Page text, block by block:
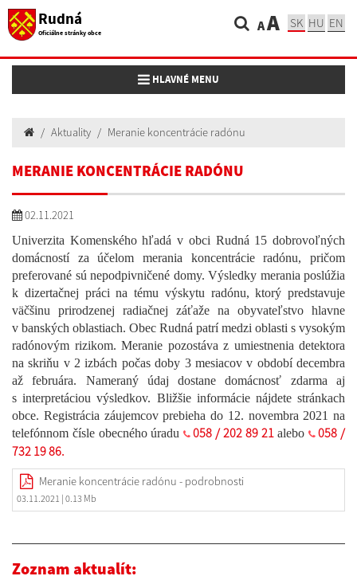
Rudná
Oficiálne stránky obce AA SK HU EN
Toggle navigation
HLAVNÉ MENU
Aktuality Meranie koncentrácie radónu
MERANIE KONCENTRÁCIE RADÓNU
02.11.2021
Univerzita Komenského hľadá v obci Rudná 15 dobrovoľných
domácností za účelom merania koncentrácie radónu, pričom
preferované sú nepodpivničené domy. Výsledky merania poslúžia
k dizertačnej práci na tému výskytu radónu, ktorý predstavuje
väčšinu prirodzenej radiačnej záťaže na obyvateľstvo hlavne
v banských oblastiach. Obec Rudná patrí medzi oblasti s vysokým
radónovým rizikom. Meranie pozostáva z umiestnenia detektora
na skriňu v 2 izbách počas doby 3 mesiacov v období decembra
až februára. Nameraný údaj dostane domácnosť zdarma aj
s interpretáciou výsledkov. Bližšie informácie nájdete stránkach
obce. Registrácia záujemcov prebieha do 12. novembra 2021 na
telefónnom čísle obecného úradu
058 / 202 89 21 alebo
058 /
732 19 86.
Meranie koncentrácie radónu - podrobnosti
03.11.2021 | 0.13 Mb
Zoznam aktualít: